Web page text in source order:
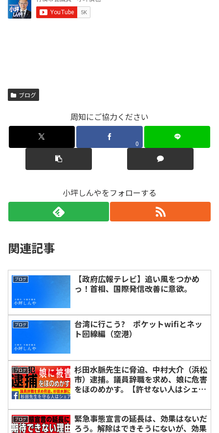
ブログ
周知にご協力ください
0
小坪しんやをフォローする
関連記事
ブログ
【政府広報テレビ】追い風をつかめ
っ！首相、国際発信改善に意欲。
ブログ
台湾に行こう? ポケットwifiとネッ
ト回線編（空港）
ブログ
杉田水脈先生に脅迫、中村大介（浜松
市）逮捕。議員辞職を求め、娘に危害
をほのめかす。【許せない人はシェ
ブログ
緊急事態宣言の延長は、効果はないだ
ろう。解除はできそうにないが、効果